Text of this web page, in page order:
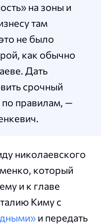
на зоны и
там
не было
как обычно
Дать
срочный
по правилам, —
николаевского
который
и к главе
Киму с
и передать